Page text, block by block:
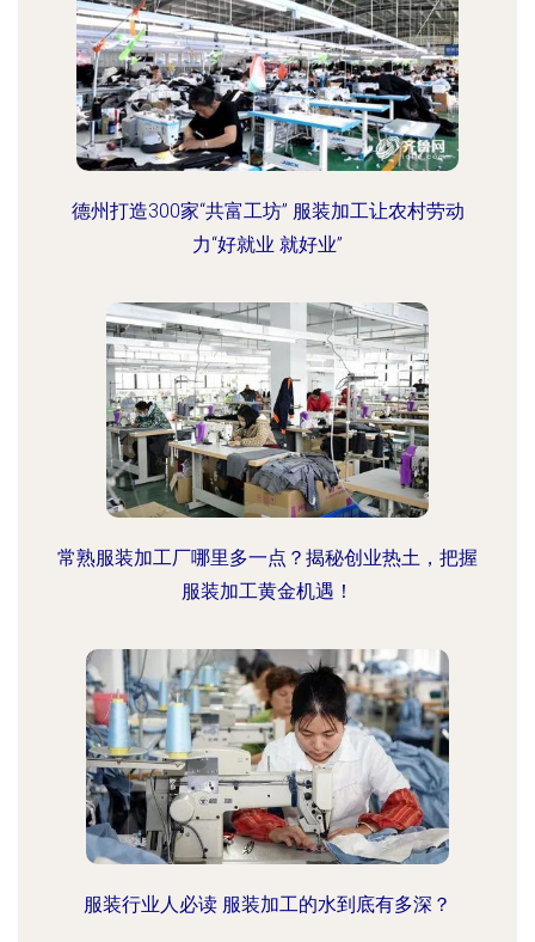
德州打造300家“共富工坊” 服装加工让农村劳动
力“好就业 就好业”
常熟服装加工厂哪里多一点？揭秘创业热土，把握
服装加工黄金机遇！
服装行业人必读 服装加工的水到底有多深？